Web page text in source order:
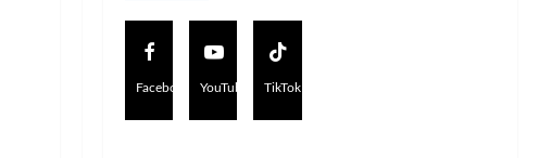
Facebook YouTube TikTok